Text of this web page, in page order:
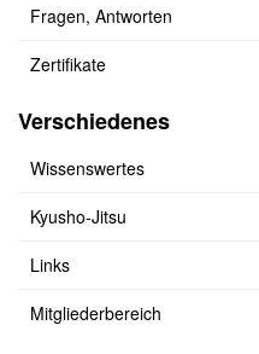
Fragen, Antworten
Zertifikate
Verschiedenes
Wissenswertes
Kyusho-Jitsu
Links
Mitgliederbereich